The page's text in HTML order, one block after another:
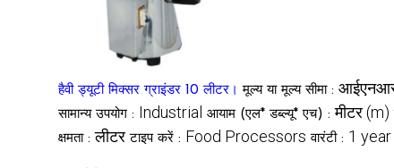
हैवी ड्यूटी मिक्सर ग्राइंडर 10 लीटर। मूल्य या मूल्य सीमा :
सामान्य उपयोग : Industrial आयाम (एल* डब्ल्यू* एच) : मीटर (m)
क्षमता : लीटर टाइप करें : Food Processors वारंटी : 1 year